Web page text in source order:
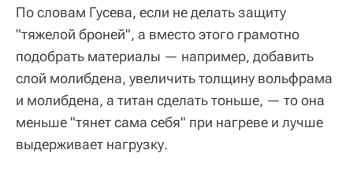
По словам Гусева, если не делать защиту
"тяжелой броней", а вместо этого грамотно
подобрать материалы — например, добавить
слой молибдена, увеличить толщину вольфрама
и молибдена, а титан сделать тоньше, — то она
меньше "тянет сама себя" при нагреве и лучше
выдерживает нагрузку.